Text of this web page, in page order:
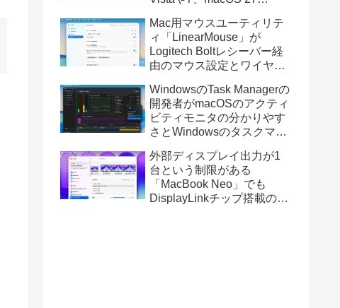
トーラの作成に対応。
Mac用マウスユーティリテ
ィ「LinearMouse」が
Logitech Boltレシーバー経
由のマウス設定とワイヤレ
ックボールに対応。
WindowsのTask Managerの
開発者がmacOSのアクティ
ビティモニタの分かりやす
さとWindowsのタスクマネ
Mac用システムモニタアプ
リ「Task Manager TMOG」
のBeta版を公開。
外部ディスプレイ出力が1
台という制限がある
「MacBook Neo」でも
DisplayLinkチップ搭載の